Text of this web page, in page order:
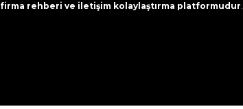
firma rehberi ve iletişim kolaylaştırma platformudur.